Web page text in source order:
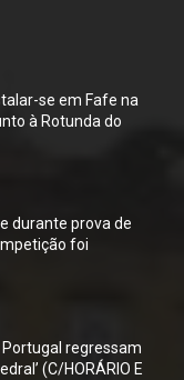
se em Fafe na
à Rotunda do
durante prova de
foi
Portugal regressam
(C/HORÁRIO E